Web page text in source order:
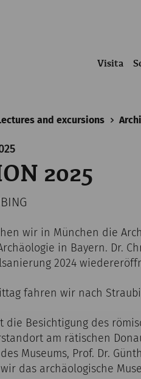
Visita
and excursions
2025
wir in München die
in Bayern. Dr.
2024
fahren wir nach
die Besichtigung des
am rätischen
Museums, Prof. Dr.
das archäologische